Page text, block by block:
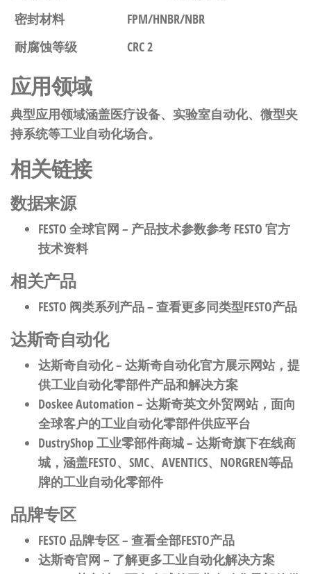
密封材料
FPM/HNBR/NBR
耐腐蚀等级
CRC 2
应用领域
典型应用领域涵盖医疗设备、实验室自动化、微型夹
持系统等工业自动化场合。
相关链接
数据来源
FESTO 全球官网 – 产品技术参数参考 FESTO 官方
技术资料
相关产品
FESTO 阀类系列产品– 查看更多同类型FESTO产品
达斯奇自动化
达斯奇自动化– 达斯奇自动化官方展示网站，提
供工业自动化零部件产品和解决方案
Doskee Automation– 达斯奇英文外贸网站，面向
全球客户的工业自动化零部件供应平台
DustryShop 工业零部件商城– 达斯奇旗下在线商
城，涵盖FESTO、SMC、AVENTICS、NORGREN等品
牌的工业自动化零部件
品牌专区
FESTO 品牌专区– 查看全部FESTO产品
达斯奇官网 – 了解更多工业自动化解决方案